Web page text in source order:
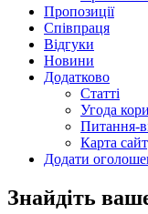
Пропозиції
Співпраця
Відгуки
Новини
Додатково
Статті
Угода
Питання-
Карта
Додати
Знайдіть